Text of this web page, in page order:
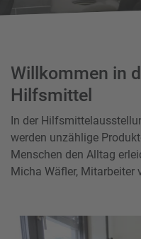
Willkommen in
Hilfsmittel
In der
werden unzählige
Menschen den Alltag
Micha Wäfler, Mitarbeiter